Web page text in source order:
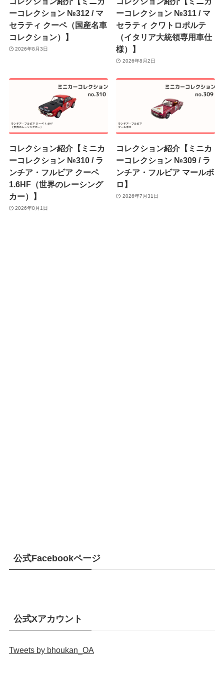
ーコレクション №312 / マ
セラティ クーペ（国産名車
コレクション）】
2026年8月3日
ーコレクション №311 / マ
セラティ クワトロポルテ
（イタリア大統領専用車仕
様）】
2026年8月2日
コレクション紹介【ミニカ
ーコレクション №310 / ラ
ンチア・フルビア クーペ
1.6HF（世界のレーシング
カー）】
2026年8月1日
コレクション紹介【ミニカ
ーコレクション №309 / ラ
ンチア・フルビア マールボ
ロ】
2026年7月31日
公式Facebookページ
公式Xアカウント
Tweets by bhoukan_OA